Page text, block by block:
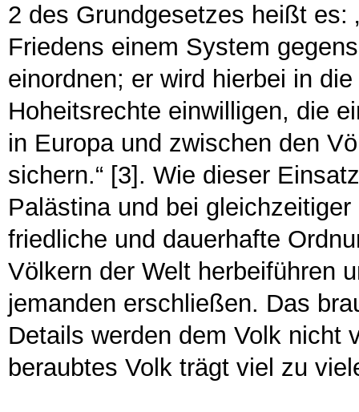
2 des Grundgesetzes heißt es:
Friedens einem System
einordnen; er wird hierbei in
Hoheitsrechte einwilligen, die
in Europa und zwischen den
sichern.“ [3]. Wie dieser
Palästina und bei
friedliche und dauerhafte
Völkern der Welt herbeiführen
jemanden erschließen. Das
Details werden dem Volk nicht
beraubtes Volk trägt viel zu